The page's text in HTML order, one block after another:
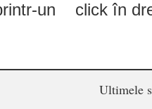
un click în
Ultimele